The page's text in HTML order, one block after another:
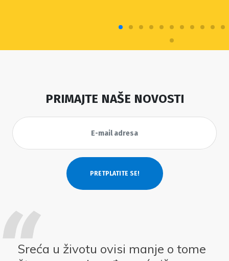
PRIMAJTE NAŠE NOVOSTI
Sreća u životu ovisi manje o tome